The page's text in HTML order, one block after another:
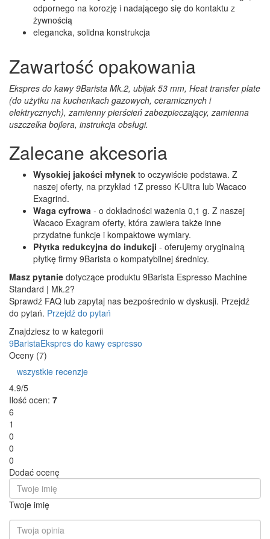
odpornego na korozję i nadającego się do kontaktu z
żywnością
elegancka, solidna konstrukcja
Zawartość opakowania
Ekspres do kawy 9Barista Mk.2, ubijak 53 mm, Heat transfer plate
(do użytku na kuchenkach gazowych, ceramicznych i
elektrycznych), zamienny pierścień zabezpieczający, zamienna
uszczelka bojlera, instrukcja obsługi.
Zalecane akcesoria
Wysokiej jakości młynek to oczywiście podstawa. Z
naszej oferty, na przykład 1Z presso K-Ultra lub Wacaco
Exagrind.
Waga cyfrowa - o dokładności ważenia 0,1 g. Z naszej
Wacaco Exagram oferty, która zawiera także inne
przydatne funkcje i kompaktowe wymiary.
Płytka redukcyjna do indukcji - oferujemy oryginalną
płytkę firmy 9Barista o kompatybilnej średnicy.
Masz pytanie dotyczące produktu 9Barista Espresso Machine
Standard | Mk.2?
Sprawdź FAQ lub zapytaj nas bezpośrednio w dyskusji. Przejdź
do pytań. Przejdź do pytań
Znajdziesz to w kategorii
9BaristaEkspres do kawy espresso
Oceny (7)
wszystkie recenzje
4.9/5
Ilość ocen: 7
6
1
0
0
0
Dodać ocenę
Twoje imię